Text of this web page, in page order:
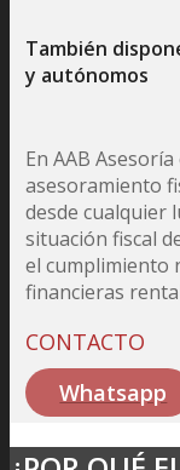
También
y autónomos
En AAB
asesoramiento
desde cualquier
situación fiscal
el cumplimiento
financieras
CONTACTO
Whatsapp